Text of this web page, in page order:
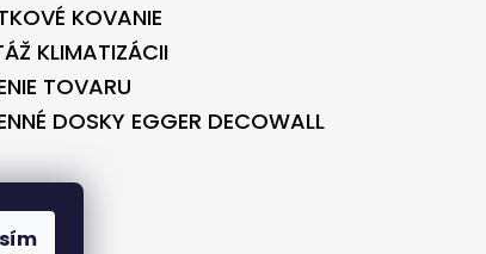
KOVANIE
KLIMATIZÁCII
TOVARU
DOSKY EGGER DECOWALL